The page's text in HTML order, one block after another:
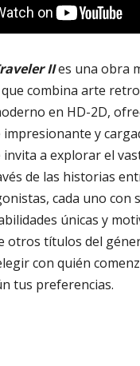
IIes una obra
combina arte
en HD-2D,
y
invita a explorar el
de las historias
cada uno con
únicas y
otros títulos del
con quién
tus preferencias.